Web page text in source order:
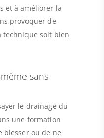
et à améliorer la
provoquer de
soit bien
sans
le drainage du
une formation
blesser ou de ne